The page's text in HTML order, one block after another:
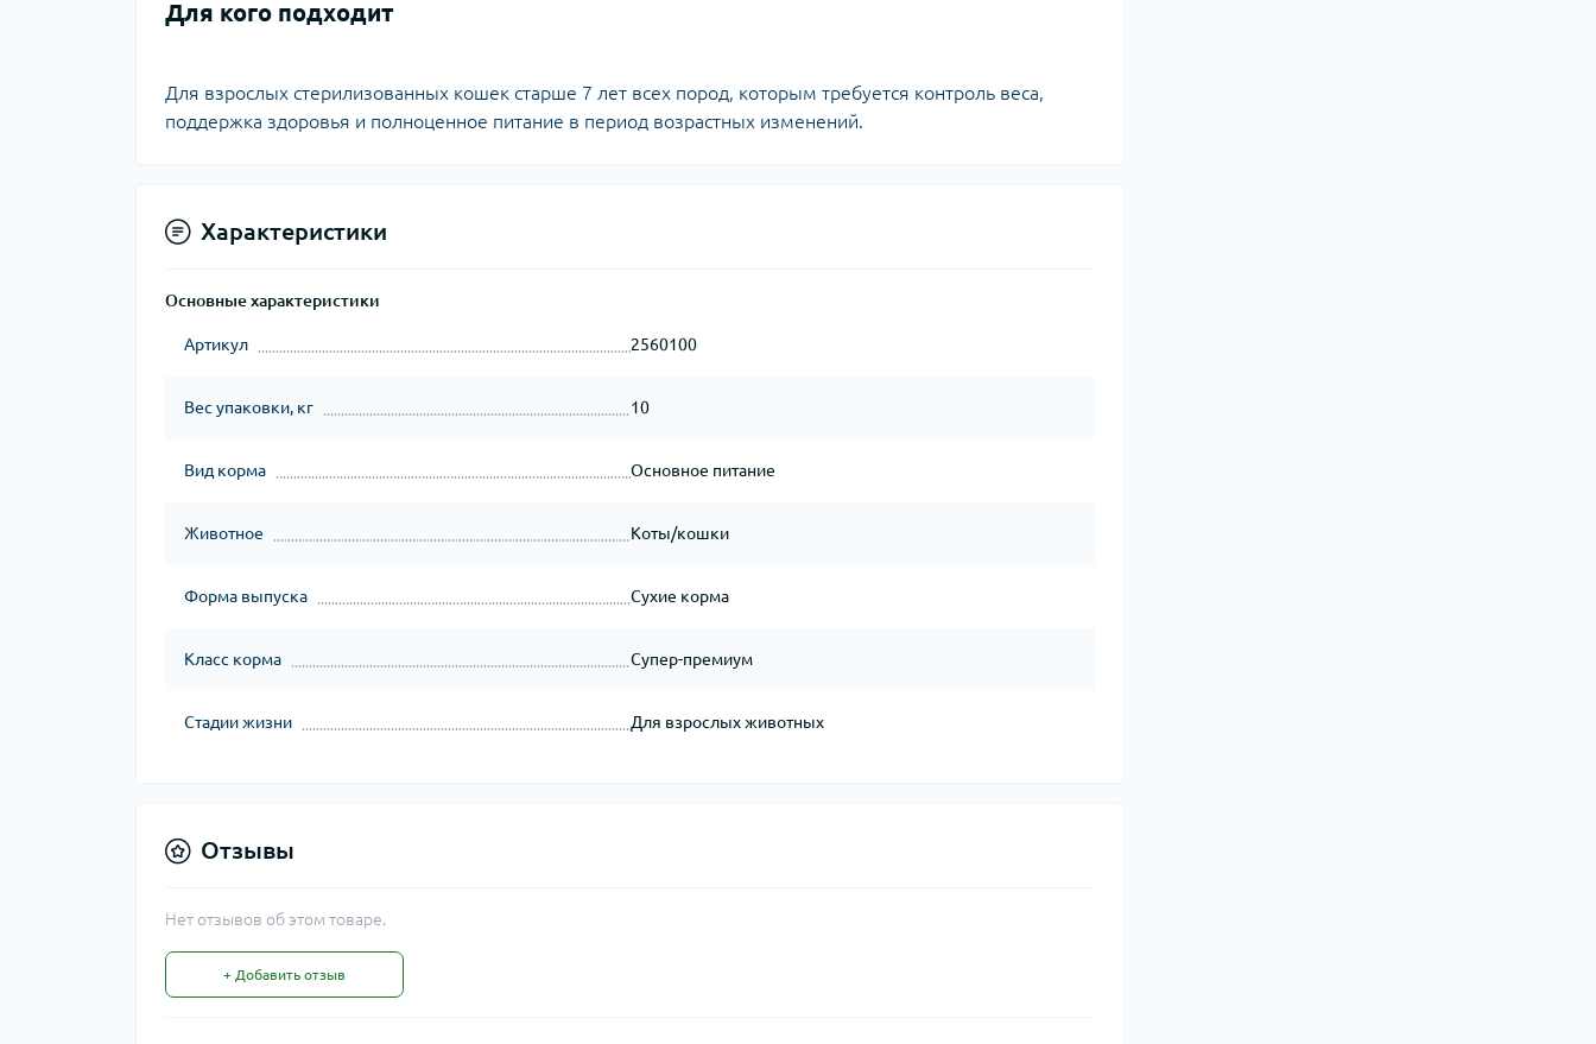
Для кого подходит
Для взрослых стерилизованных кошек старше 7 лет всех пород, которым требуется контроль веса,
поддержка здоровья и полноценное питание в период возрастных изменений.
Характеристики
Основные характеристики
Артикул 2560100
Вес упаковки, кг 10
Вид корма Основное питание
Животное Коты/кошки
Форма выпуска Сухие корма
Класс корма Супер-премиум
Стадии жизни Для взрослых животных
Отзывы
Нет отзывов об этом товаре.
+ Добавить отзыв